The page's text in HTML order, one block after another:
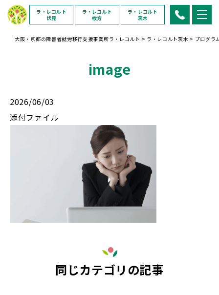
ラ・レコルト
伏見
ラ・レコルト
枚方
ラ・レコルト
茨木
大阪・京都の障害者就労移行支援事業所ラ・レコルト > ラ・レコルト茨木 > プログラ
image
2026/06/03
添付ファイル
同じカテゴリの記事